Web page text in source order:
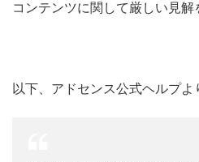
コンテンツに関して厳しい見解
以下、アドセンス公式ヘルプよ